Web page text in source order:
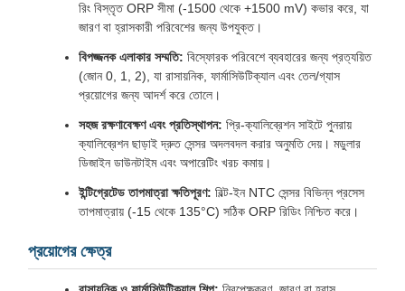
রিং বিস্তৃত ORP সীমা (-1500 থেকে +1500 mV) কভার করে, যা
জারণ বা হ্রাসকারী পরিবেশের জন্য উপযুক্ত।
বিপজ্জনক এলাকার সম্মতি: বিস্ফোরক পরিবেশে ব্যবহারের জন্য প্রত্যয়িত
(জোন 0, 1, 2), যা রাসায়নিক, ফার্মাসিউটিক্যাল এবং তেল/গ্যাস
প্রয়োগের জন্য আদর্শ করে তোলে।
সহজ রক্ষণাবেক্ষণ এবং প্রতিস্থাপন: প্রি-ক্যালিব্রেশন সাইটে পুনরায়
ক্যালিব্রেশন ছাড়াই দ্রুত সেন্সর অদলবদল করার অনুমতি দেয়। মডুলার
ডিজাইন ডাউনটাইম এবং অপারেটিং খরচ কমায়।
ইন্টিগ্রেটেড তাপমাত্রা ক্ষতিপূরণ: বিল্ট-ইন NTC সেন্সর বিভিন্ন প্রসেস
তাপমাত্রায় (-15 থেকে 135°C) সঠিক ORP রিডিং নিশ্চিত করে।
প্রয়োগের ক্ষেত্র